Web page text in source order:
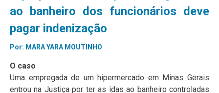
ao banheiro dos funcionários deve
pagar indenização
Por: MARA YARA MOUTINHO
O caso
Uma empregada de um hipermercado em Minas Gerais
entrou na Justiça por ter as idas ao banheiro controladas